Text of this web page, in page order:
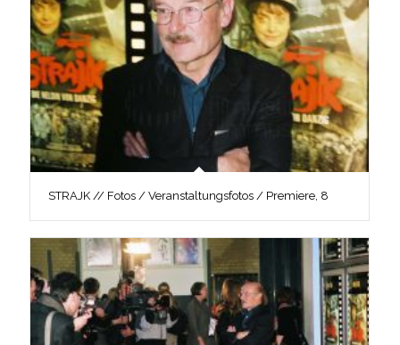
STRAJK // Fotos / Veranstaltungsfotos / Premiere, 8